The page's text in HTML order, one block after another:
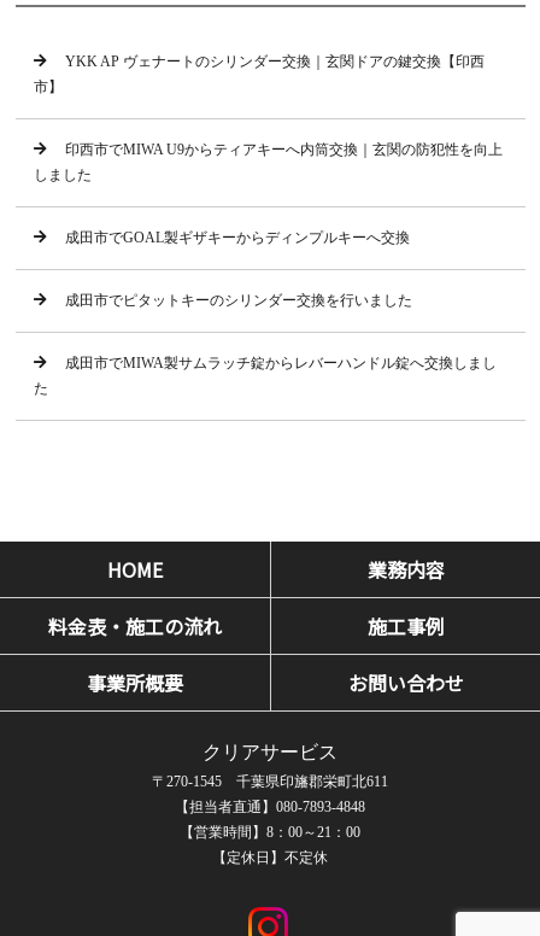
YKK AP ヴェナートのシリンダー交換｜玄関ドアの鍵交換【印西
市】
印西市でMIWA U9からティアキーへ内筒交換｜玄関の防犯性を向上
しました
成田市でGOAL製ギザキーからディンプルキーへ交換
成田市でピタットキーのシリンダー交換を行いました
成田市でMIWA製サムラッチ錠からレバーハンドル錠へ交換しまし
た
HOME
業務内容
料金表・施工の流れ
施工事例
事業所概要
お問い合わせ
クリアサービス
〒270-1545 千葉県印旛郡栄町北611
【担当者直通】080-7893-4848
【営業時間】8：00～21：00
【定休日】不定休